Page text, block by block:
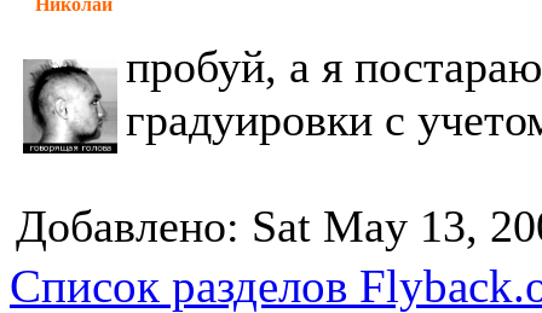
Николай
пробуй, а я
градуировки с
Добавлено: Sat May 13,
Список разделов